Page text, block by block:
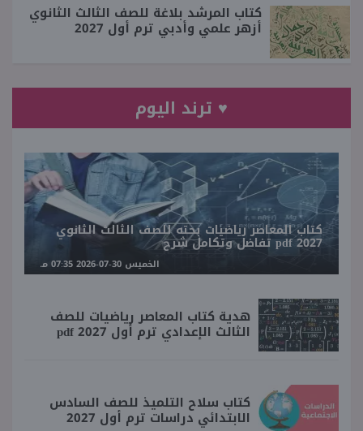
كتاب المرشد بلاغة للصف الثالث الثانوي
أزهر علمي وأدبي ترم أول 2027
♥ ترند اليوم
كتاب المعاصر رياضيات بحته للصف الثالث الثانوي
2027 pdf تفاضل وتكامل شرح
الخميس 30-07-2026 07:35 مـ
هدية كتاب المعاصر رياضيات للصف
الثالث الإعدادي ترم أول 2027 pdf
كتاب سلاح التلميذ للصف السادس
الابتدائي دراسات ترم أول 2027